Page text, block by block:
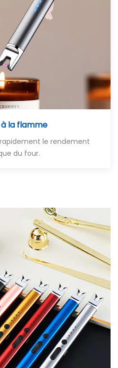
la flamme
le rendement
du four.